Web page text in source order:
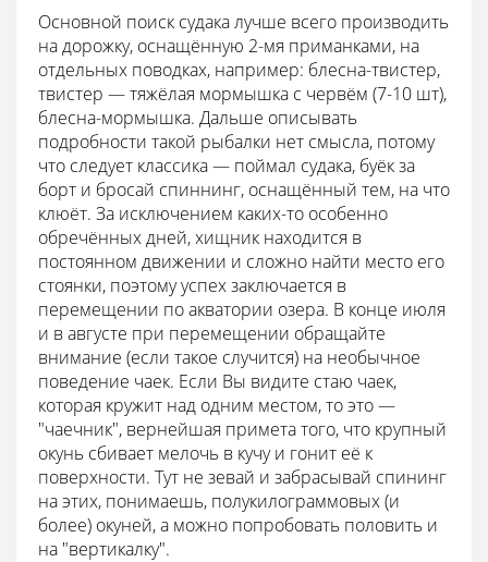
Основной поиск судака лучше всего производить
на дорожку, оснащённую 2-мя приманками, на
отдельных поводках, например: блесна-твистер,
твистер — тяжёлая мормышка с червём (7-10 шт),
блесна-мормышка. Дальше описывать
подробности такой рыбалки нет смысла, потому
что следует классика — поймал судака, буёк за
борт и бросай спиннинг, оснащённый тем, на что
клюёт. За исключением каких-то особенно
обречённых дней, хищник находится в
постоянном движении и сложно найти место его
стоянки, поэтому успех заключается в
перемещении по акватории озера. В конце июля
и в августе при перемещении обращайте
внимание (если такое случится) на необычное
поведение чаек. Если Вы видите стаю чаек,
которая кружит над одним местом, то это —
"чаечник", вернейшая примета того, что крупный
окунь сбивает мелочь в кучу и гонит её к
поверхности. Тут не зевай и забрасывай спининг
на этих, понимаешь, полукилограммовых (и
более) окуней, а можно попробовать половить и
на "вертикалку".